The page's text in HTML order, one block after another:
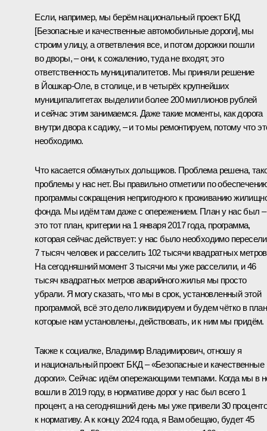
Если, например, мы берём национальный проект БКД
[Безопасные и качественные автомобильные дороги], мы
строим улицу, а ответвления все, и потом дорожки пошли
во дворы, – они, к сожалению, туда не входят, это
ответственность муниципалитетов. Мы приняли решение
в Йошкар-Оле, в столице, и в четырёх крупнейших
муниципалитетах выделили более 200 миллионов рублей
и сейчас этим занимаемся. Даже такие моменты, как дорога
внутри двора к садику, – и то мы ремонтируем, потому что
необходимо.
Что касается обманутых дольщиков. Проблема решена,
проблемы у нас нет. Вы правильно отметили по
программы сокращения непригодного к проживанию
фонда. Мы идём там даже с опережением. План у нас был –
это тот план, критерии на 1 января 2017 года, программа,
которая сейчас действует: у нас было необходимо
7 тысяч человек и расселить 102 тысячи квадратных
На сегодняшний момент 3 тысячи мы уже расселили, и 46
тысяч квадратных метров аварийного жилья мы просто
убрали. Я могу сказать, что мы в срок, установленный этой
программой, всё это дело ликвидируем и будем чётко в
которые нам установлены, действовать, и к ним мы придём.
Также к социалке, Владимир Владимирович, отношу я
и национальный проект БКД – «Безопасные и качественные
дороги». Сейчас идём опережающими темпами. Когда мы в
вошли в 2019 году, в нормативе дорог у нас был всего 1
процент, а на сегодняшний день мы уже привели 30
к нормативу. А к концу 2024 года, я Вам обещаю, будет 45